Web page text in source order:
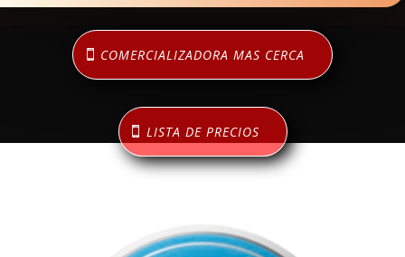
COMERCIALIZADORA MAS CERCA
LISTA DE PRECIOS